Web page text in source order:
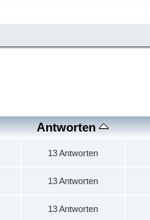
Antworten
13 Antworten
13 Antworten
13 Antworten